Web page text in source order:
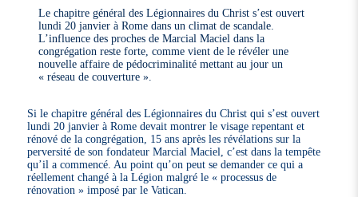
Le chapitre général des Légionnaires du Christ s’est ouvert
lundi 20 janvier à Rome dans un climat de scandale.
L’influence des proches de Marcial Maciel dans la
congrégation reste forte, comme vient de le révéler une
nouvelle affaire de pédocriminalité mettant au jour un
« réseau de couverture ».
Si le chapitre général des Légionnaires du Christ qui s’est ouvert
lundi 20 janvier à Rome devait montrer le visage repentant et
rénové de la congrégation, 15 ans après les révélations sur la
perversité de son fondateur Marcial Maciel, c’est dans la tempête
qu’il a commencé. Au point qu’on peut se demander ce qui a
réellement changé à la Légion malgré le « processus de
rénovation » imposé par le Vatican.